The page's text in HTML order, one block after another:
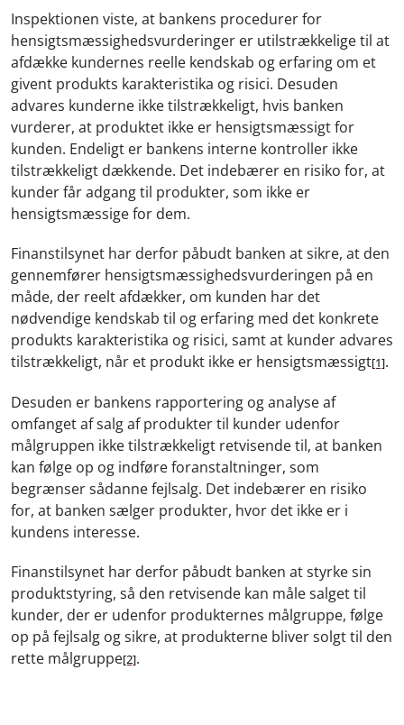
Inspektionen viste, at bankens procedurer for
hensigtsmæssighedsvurderinger er utilstrækkelige til at
afdække kundernes reelle kendskab og erfaring om et
givent produkts karakteristika og risici. Desuden
advares kunderne ikke tilstrækkeligt, hvis banken
vurderer, at produktet ikke er hensigtsmæssigt for
kunden. Endeligt er bankens interne kontroller ikke
tilstrækkeligt dækkende. Det indebærer en risiko for, at
kunder får adgang til produkter, som ikke er
hensigtsmæssige for dem.
Finanstilsynet har derfor påbudt banken at sikre, at den
gennemfører hensigtsmæssighedsvurderingen på en
måde, der reelt afdækker, om kunden har det
nødvendige kendskab til og erfaring med det konkrete
produkts karakteristika og risici, samt at kunder advares
tilstrækkeligt, når et produkt ikke er hensigtsmæssigt[1].
Desuden er bankens rapportering og analyse af
omfanget af salg af produkter til kunder udenfor
målgruppen ikke tilstrækkeligt retvisende til, at banken
kan følge op og indføre foranstaltninger, som
begrænser sådanne fejlsalg. Det indebærer en risiko
for, at banken sælger produkter, hvor det ikke er i
kundens interesse.
Finanstilsynet har derfor påbudt banken at styrke sin
produktstyring, så den retvisende kan måle salget til
kunder, der er udenfor produkternes målgruppe, følge
op på fejlsalg og sikre, at produkterne bliver solgt til den
rette målgruppe[2].